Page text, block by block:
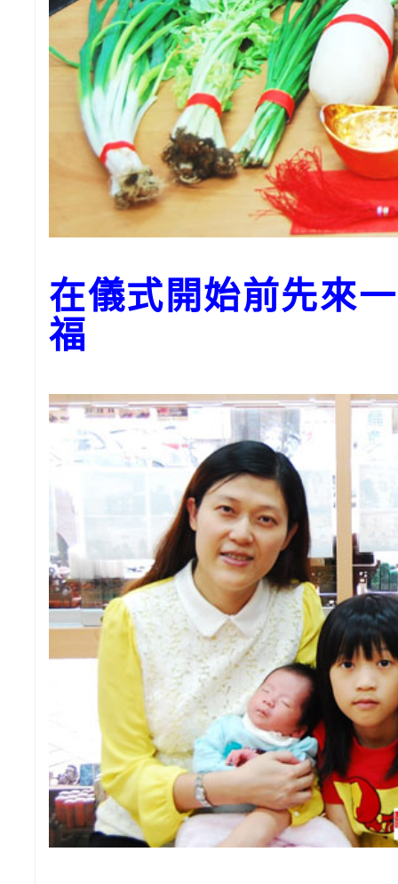
在儀式開始前先來
福